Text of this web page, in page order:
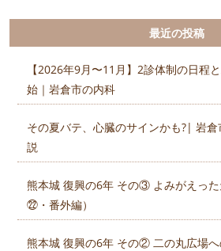
最近の投稿
【2026年9月〜11月】2診体制の日程
始｜岩倉市の内科
その夏バテ、心臓のサインかも?| 岩
説
熊本城 復興の6年 その③ よみがえっ
㉒・番外編）
熊本城 復興の6年 その② 二の丸広場